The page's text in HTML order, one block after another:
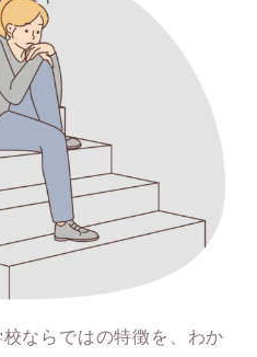
ならではの特徴を、わか